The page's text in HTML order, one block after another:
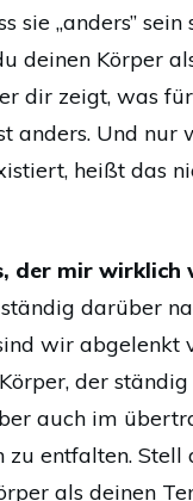
sie „anders” sein
deinen Körper
dir zeigt, was
anders. Und nur
heißt das
der mir wirklich
darüber
wir abgelenkt
der
auch im
zu entfalten. Stell
als deinen